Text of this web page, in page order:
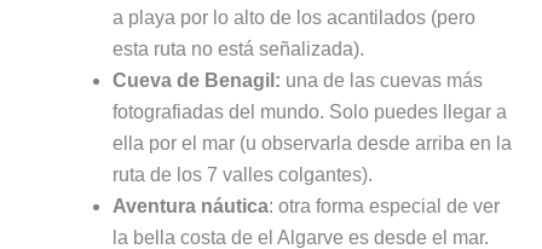
a playa por lo alto de los acantilados (pero
esta ruta no está señalizada).
Cueva de Benagil: una de las cuevas más
fotografiadas del mundo. Solo puedes llegar a
ella por el mar (u observarla desde arriba en la
ruta de los 7 valles colgantes).
Aventura náutica: otra forma especial de ver
la bella costa de el Algarve es desde el mar.